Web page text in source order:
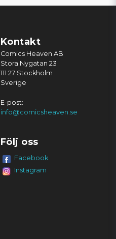
Kontakt
Comics Heaven AB
Stora Nygatan 23
111 27 Stockholm
Sverige
E-post:
info@comicsheaven.se
Följ oss
Facebook
Instagram